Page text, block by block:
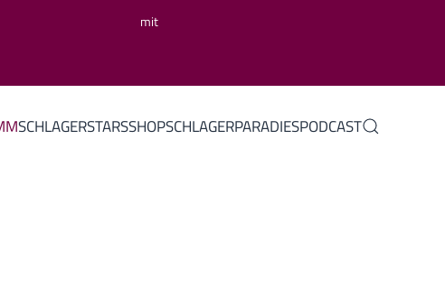
mit
SCHLAGERSTARSSHOPSCHLAGERPARADIESPODCAST